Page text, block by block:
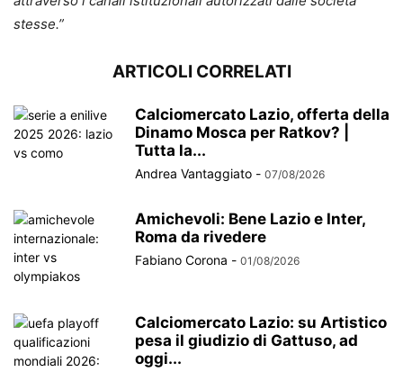
stesse.”
ARTICOLI CORRELATI
Calciomercato Lazio, offerta della
Dinamo Mosca per Ratkov? |
Tutta la...
Andrea Vantaggiato - 07/08/2026
Amichevoli: Bene Lazio e Inter,
Roma da rivedere
Fabiano Corona - 01/08/2026
Calciomercato Lazio: su Artistico
pesa il giudizio di Gattuso, ad
oggi...